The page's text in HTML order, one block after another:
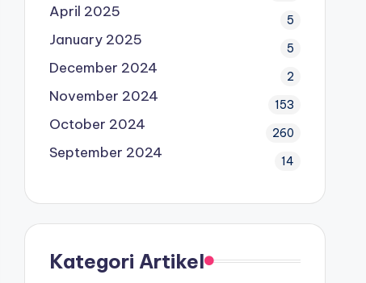
April 2025 5
January 2025 5
December 2024 2
November 2024 153
October 2024 260
September 2024 14
Kategori Artikel